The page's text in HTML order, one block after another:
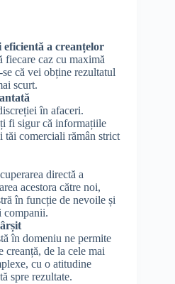
a creanțelor
fiecare caz cu maximă
că vei obține rezultatul
scurt.
în afaceri.
fi sigur că informațiile
tăi comerciali rămân strict
directă a
acestora către noi,
în funcție de nevoile și
companii.
în domeniu ne permite
creanță, de la cele mai
cu o atitudine
spre rezultate.